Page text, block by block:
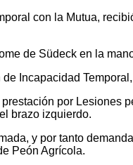
con la Mutua,
de Südeck en la
Incapacidad
por Lesiones
brazo izquierdo.
y por tanto
Peón Agrícola.